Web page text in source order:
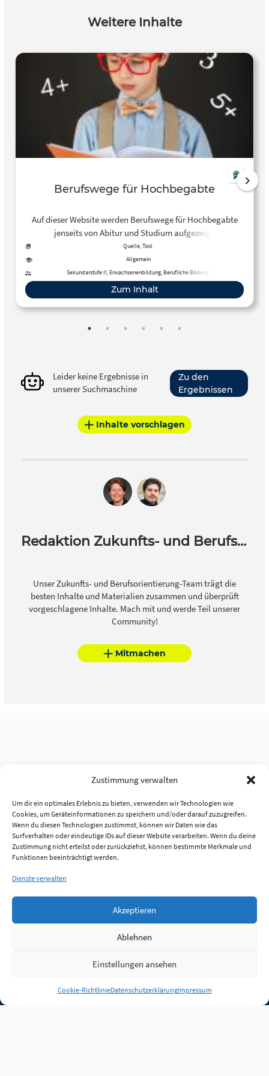
Zustimmung verwalten
Um dir ein optimales Erlebnis zu bieten, verwenden wir Technologien wie
Cookies, um Geräteinformationen zu speichern und/oder darauf zuzugreifen.
Wenn du diesen Technologien zustimmst, können wir Daten wie das
Surfverhalten oder eindeutige IDs auf dieser Website verarbeiten. Wenn du deine
Zustimmung nicht erteilst oder zurückziehst, können bestimmte Merkmale und
Funktionen beeinträchtigt werden.
Dienste verwalten
Akzeptieren
Ablehnen
Einstellungen ansehen
Cookie-RichtlinieDatenschutzerklärungImpressum
Weitere Inhalte
Berufswege für Hochbegabte
Auf dieser Website werden Berufswege für Hochbegabte
jenseits von Abitur und Studium aufgezeigt.
Quelle, Tool
Allgemein
Sekundarstufe II, Erwachsenenbildung, Berufliche Bildung
Zum Inhalt
Leider keine Ergebnisse in
unserer Suchmaschine
Zu den
Ergebnissen
Inhalte vorschlagen
Redaktion Zukunfts- und Berufsorientierung
Unser Zukunfts- und Berufsorientierung-Team trägt die
besten Inhalte und Materialien zusammen und überprüft
vorgeschlagene Inhalte. Mach mit und werde Teil unserer
Community!
Mitmachen
Anmelden
Jobs Partner FAQ Quellen